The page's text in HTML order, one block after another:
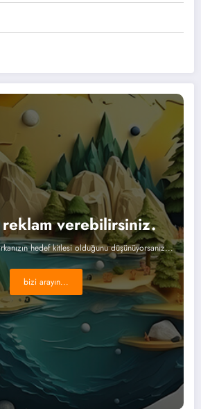
reklam verebilirsiniz.
hedef kitlesi olduğunu düşünüyorsanız...
bizi arayın...